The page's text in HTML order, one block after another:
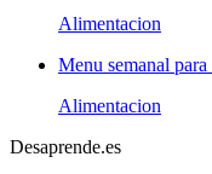
Alimentacion
Menu semanal
Alimentacion
Desaprende.es